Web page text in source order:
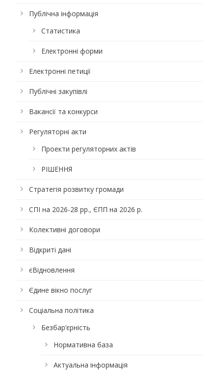
Публічна інформація
Статистика
Електронні форми
Електронні петиції
Публічні закупівлі
Вакансії та конкурси
Регуляторні акти
Проекти регуляторних актів
РІШЕННЯ
Стратегія розвитку громади
СПІ на 2026-28 рр., ЄПП на 2026 р.
Колективні договори
Відкриті дані
єВідновлення
Єдине вікно послуг
Соціальна політика
Безбар’єрність
Нормативна база
Актуальна інформація